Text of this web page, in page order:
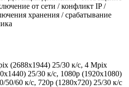
от сети / конфликт IP /
хранения / срабатывание
(2688x1944) 25/30 к/с, 4 Mpix
25/30 к/с, 1080p (1920x1080)
50/60 к/с, 720p (1280х720) 25/30 к/с